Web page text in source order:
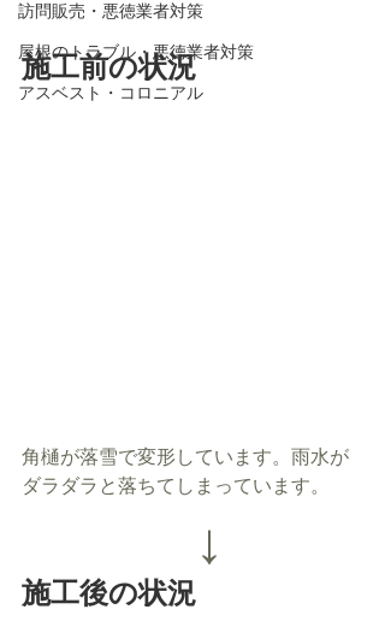
訪問販売・悪徳業者対策
屋根のトラブル・悪徳業者対策
アスベスト・コロニアル
施工前の状況
角樋が落雪で変形しています。雨水が
ダラダラと落ちてしまっています。
↓
施工後の状況